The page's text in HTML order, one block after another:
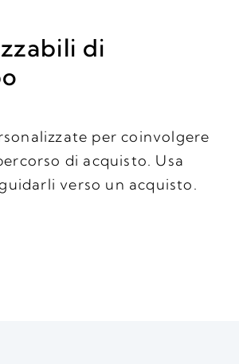
di
per coinvolgere
di acquisto. Usa
verso un acquisto.